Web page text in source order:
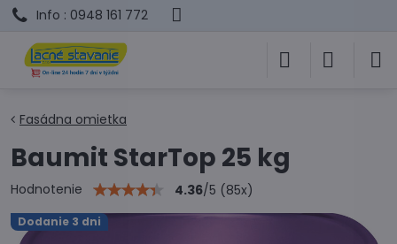
Info : 0948 161 772
Dodanie 3 dni
Fasádna omietka
Baumit StarTop 25 kg
Hodnotenie 4.36/5 (85x)